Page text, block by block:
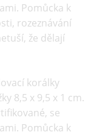
Pomůcka k
rozeznávání
že dělají
korálky
8,5 x 9,5 x 1 cm.
se
Pomůcka k